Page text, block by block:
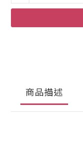
商品描述